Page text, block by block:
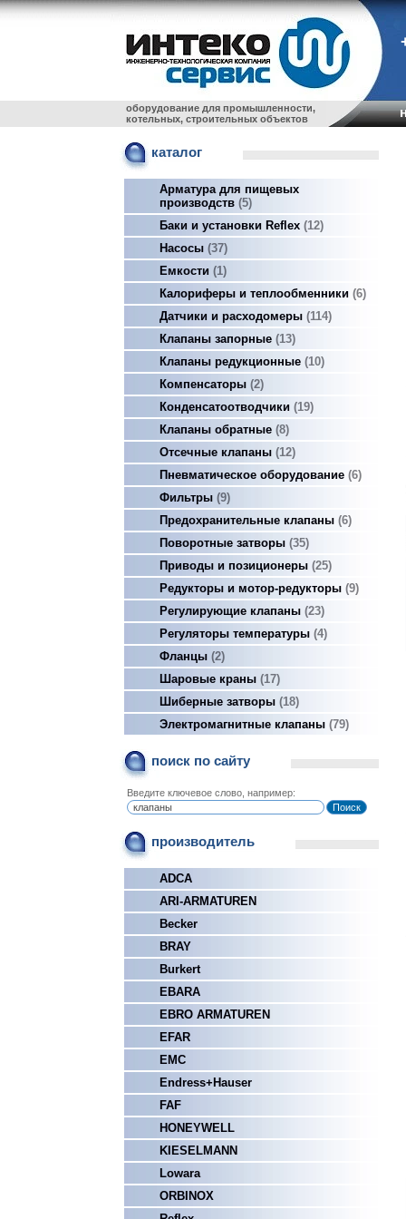
оборудование для промышленности,
котельных, строительных объектов
каталог
Арматура для пищевых
производств 5
Баки и установки Reflex 12
Насосы 37
Емкости
1
Калориферы и теплообменники 6
Датчики и расходомеры 114
Клапаны запорные 13
Клапаны редукционные 10
Компенсаторы 2
Конденсатоотводчики
19
Клапаны обратные 8
Отсечные клапаны 12
Пневматическое оборудование 6
Фильтры 9
Предохранительные клапаны 6
Поворотные затворы 35
Приводы и позиционеры 25
Редукторы и мотор-редукторы 9
Регулирующие клапаны 23
Регуляторы температуры 4
Фланцы 2
Шаровые краны 17
Шиберные затворы 18
Электромагнитные клапаны 79
поиск по сайту
Введите ключевое слово, например:
производитель
ADCA
ARI-ARMATUREN
Becker
BRAY
Burkert
EBARA
EBRO ARMATUREN
EFAR
EMC
Endress+Hauser
FAF
HONEYWELL
KIESELMANN
Lowara
ORBINOX